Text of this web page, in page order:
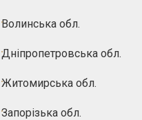
Волинська обл.
Дніпропетровська обл.
Житомирська обл.
Запорізька обл.